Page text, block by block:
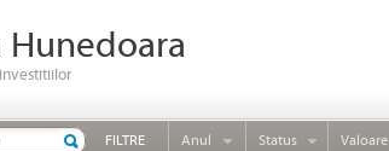
Hunedoara
FILTRE Anul Status Valoare